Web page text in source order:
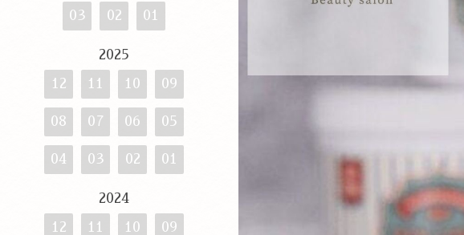
03 02 01
2025
12
11 10 09
08 07 06 05
04 03 02 01
2024
12
11 10 09